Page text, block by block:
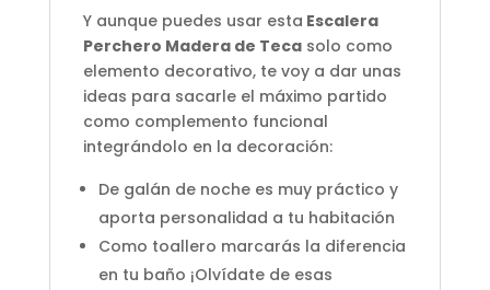
Y aunque puedes usar esta Escalera
Perchero Madera de Tecasolo como
elemento decorativo, te voy a dar unas
ideas para sacarle el máximo partido
como complemento funcional
integrándolo en la decoración:
De galán de noche es muy práctico y
aporta personalidad a tu habitación
Como toallero marcarás la diferencia
en tu baño ¡Olvídate de esas